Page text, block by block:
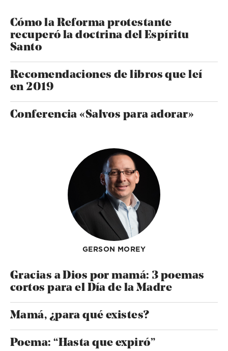
Cómo la Reforma protestante
recuperó la doctrina del Espíritu
Santo
Recomendaciones de libros que leí
en 2019
Conferencia «Salvos para adorar»
GERSON MOREY
Gracias a Dios por mamá: 3 poemas
cortos para el Día de la Madre
Mamá, ¿para qué existes?
Poema: “Hasta que expiró”